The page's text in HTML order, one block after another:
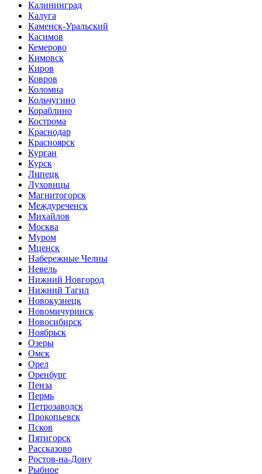
Калининград
Калуга
Каменск-Уральский
Касимов
Кемерово
Кимовск
Киров
Ковров
Коломна
Кольчугино
Кораблино
Кострома
Краснодар
Красноярск
Курган
Курск
Липецк
Луховицы
Магнитогорск
Междуреченск
Михайлов
Москва
Муром
Мценск
Набережные Челны
Невель
Нижний Новгород
Нижний Тагил
Новокузнецк
Новомичуринск
Новосибирск
Ноябрьск
Озеры
Омск
Орел
Оренбург
Пенза
Пермь
Петрозаводск
Прокопьевск
Псков
Пятигорск
Рассказово
Ростов-на-Дону
Рыбное